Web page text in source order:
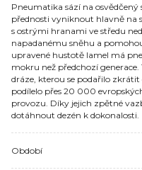
Pneumatika sází na
přednosti vyniknout hlavně na
s ostrými hranami ve středu
napadanému sněhu a
upravené hustotě lamel má
mokru než předchozí
dráze, kterou se podařilo
podílelo přes 20 000
provozu. Díky jejich zpětné
dotáhnout dezén k dokonalosti.
Období